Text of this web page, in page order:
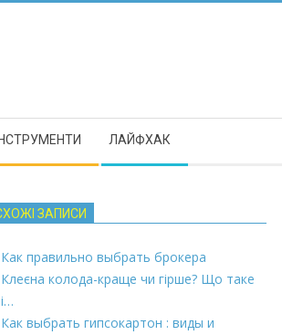
ІНСТРУМЕНТИ ЛАЙФХАК
ЗАПИСИ
Как правильно выбрать брокера
Клеєна колода-краще чи гірше? Що таке
і…
Как выбрать гипсокартон : виды и